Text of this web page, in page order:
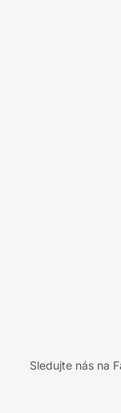
Sledujte nás na